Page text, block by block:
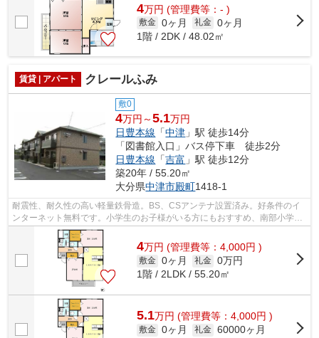
4万円 (管理費等：- )
敷金 0ヶ月 礼金 0ヶ月
1階 / 2DK / 48.02㎡
賃貸 | アパート クレールふみ
敷0
4万円～5.1万円
日豊本線 「中津 」駅 徒歩14分
「図書館入口」バス停下車 徒歩2分
日豊本線 「吉富 」駅 徒歩12分
築20年 / 55.20㎡
大分県中津市殿町1418-1
耐震性、耐久性の高い軽量鉄骨造。BS、CSアンテナ設置済み。好条件のイ
ンターネット無料です。小学生のお子様がいる方にもおすすめ、南部小学校
まで623mで通学に便利な立地です。会話...
4万円 (管理費等：4,000円 )
敷金 0ヶ月 礼金 0万円
1階 / 2LDK / 55.20㎡
5.1万円 (管理費等：4,000円 )
敷金 0ヶ月 礼金 60000ヶ月